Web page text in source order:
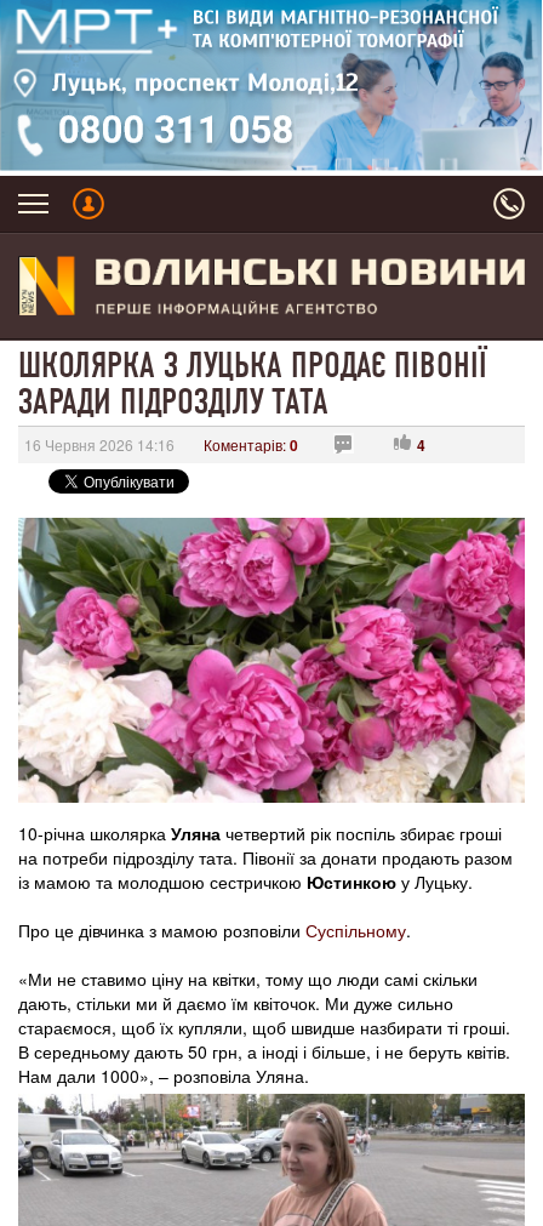
ШКОЛЯРКА З ЛУЦЬКА ПРОДАЄ ПІВОНІЇ
ЗАРАДИ ПІДРОЗДІЛУ ТАТА
16 Червня 2026 14:16 Коментарів:0 4
10-річна школярка Уляна четвертий рік поспіль збирає гроші
на потреби підрозділу тата. Півонії за донати продають разом
із мамою та молодшою сестричкою Юстинкою у Луцьку.
Про це дівчинка з мамою розповіли Суспільному.
«Ми не ставимо ціну на квітки, тому що люди самі скільки
дають, стільки ми й даємо їм квіточок. Ми дуже сильно
стараємося, щоб їх купляли, щоб швидше назбирати ті гроші.
В середньому дають 50 грн, а іноді і більше, і не беруть квітів.
Нам дали 1000», – розповіла Уляна.